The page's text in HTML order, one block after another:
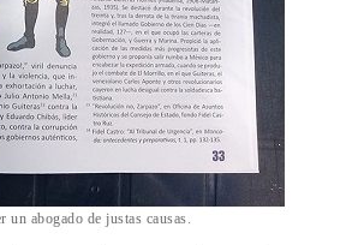
abogado de justas causas.